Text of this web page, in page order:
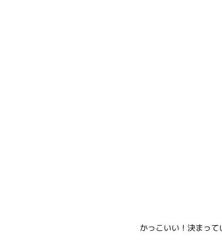
かっこいい！決まって